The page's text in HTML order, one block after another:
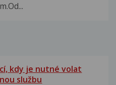
kdy je nutné volat
službu